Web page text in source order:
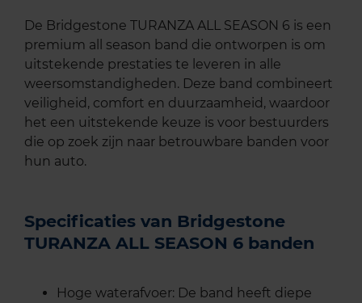
De Bridgestone TURANZA ALL SEASON 6 is een
premium all season band die ontworpen is om
uitstekende prestaties te leveren in alle
weersomstandigheden. Deze band combineert
veiligheid, comfort en duurzaamheid, waardoor
het een uitstekende keuze is voor bestuurders
die op zoek zijn naar betrouwbare banden voor
hun auto.
Specificaties van Bridgestone
TURANZA ALL SEASON 6 banden
Hoge waterafvoer: De band heeft diepe